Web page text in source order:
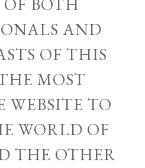
AND
OF THIS
MOST
WEBSITE TO
WORLD OF
THE OTHER